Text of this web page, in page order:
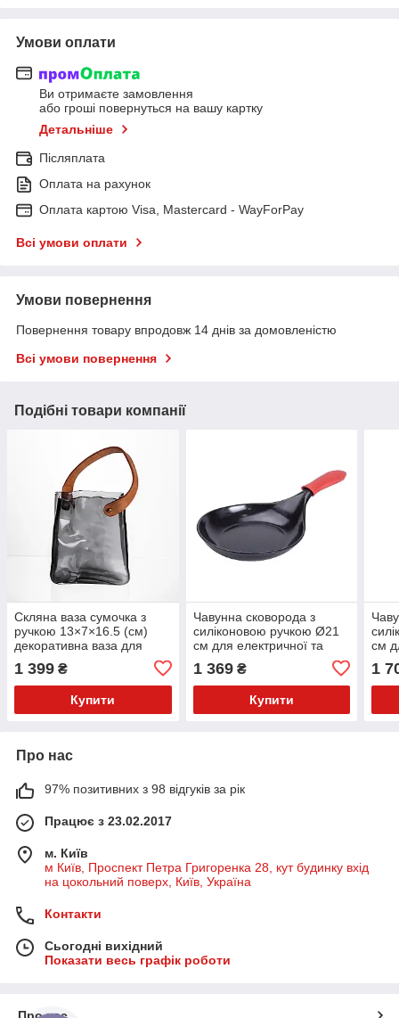
Умови оплати
Ви отримаєте замовлення
або гроші повернуться на вашу картку
Детальніше
Післяплата
Оплата на рахунок
Оплата картою Visa, Mastercard - WayForPay
Всі умови оплати
Умови повернення
Повернення товару впродовж 14 днів за домовленістю
Всі умови повернення
Подібні товари компанії
Скляна ваза сумочка з
ручкою 13×7×16.5 (см)
декоративна ваза для
155-2
1 399 ₴
Купити
Чавунна сковорода з
силіконовою ручкою Ø21
см для електричної та
газової плити 0,5 л HP-1-
12
1 369₴
Купити
см
1
Про нас
97% позитивних з 98 відгуків за рік
Працює з 23.02.2017
м. Київ
м Київ, Проспект Петра Григоренка 28, кут будинку вхід
на цокольний поверх, Київ, Україна
Контакти
Сьогодні вихідний
Показати весь графік роботи